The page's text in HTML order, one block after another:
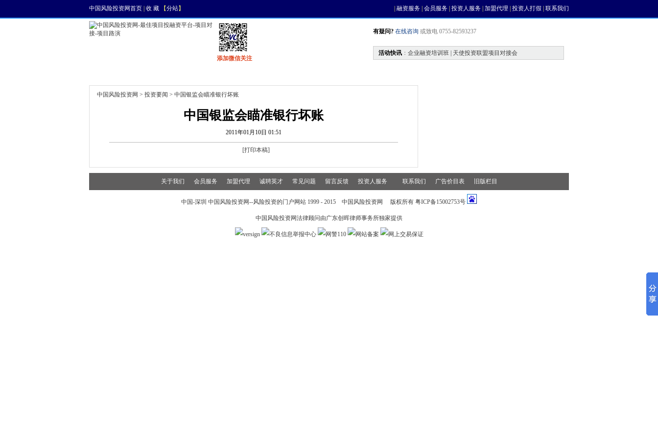
中国风险投资网首页 收 藏 【分站】 融资服务 会员服务 投资人服务 加盟代理 投资人打假 联系我们
添加微信关注
有疑问? 在线咨询 或致电 0755-82593237
活动快讯 ： 企业融资培训班 | 天使投资联盟项目对接会
中国风险投资网 > 投资要闻 > 中国银监会瞄准银行坏账
中国银监会瞄准银行坏账
2011年01月10日 01:51
[打印本稿]
关于我们 会员服务 加盟代理 诚聘英才 常见问题 留言反馈 投资人服务 联系我们 广告价目表 旧版栏目
中国-深圳 中国风险投资网--风险投资的门户网站 1999 - 2015 中国风险投资网 版权所有 粤ICP备15002753号
中国风险投资网法律顾问由广东创晖律师事务所独家提供